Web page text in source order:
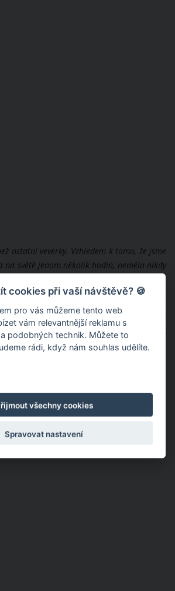
ostatní veverky. Vzhledem k tomu, že jsme
na světě jenom několik hodin, neměla nikdy
druhem. Vypiplali jsme ji z nejhoršího a
rodiče. Naopak dalších veverek se bojí,
obrazu v zrcadle. Nemá ráda zimu a
být venku na volném prostoru. Sám veterinář
do volné přírody je absolutně nevhodný,“
táta Michael.
cookies při vaší návštěvě? 🍪
pro vás můžeme tento web
vám relevantnější reklamu s
podobných technik. Můžete to
rádi, když nám souhlas udělíte.
všechny cookies
Spravovat nastavení